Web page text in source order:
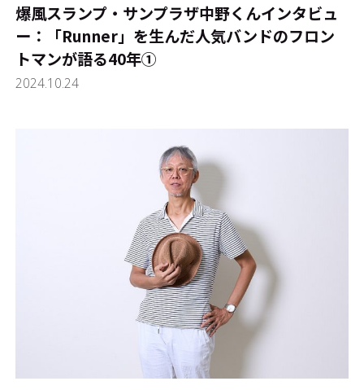
爆風スランプ・サンプラザ中野くんインタビュ
ー：「Runner」を生んだ人気バンドのフロン
トマンが語る40年①
2024.10.24